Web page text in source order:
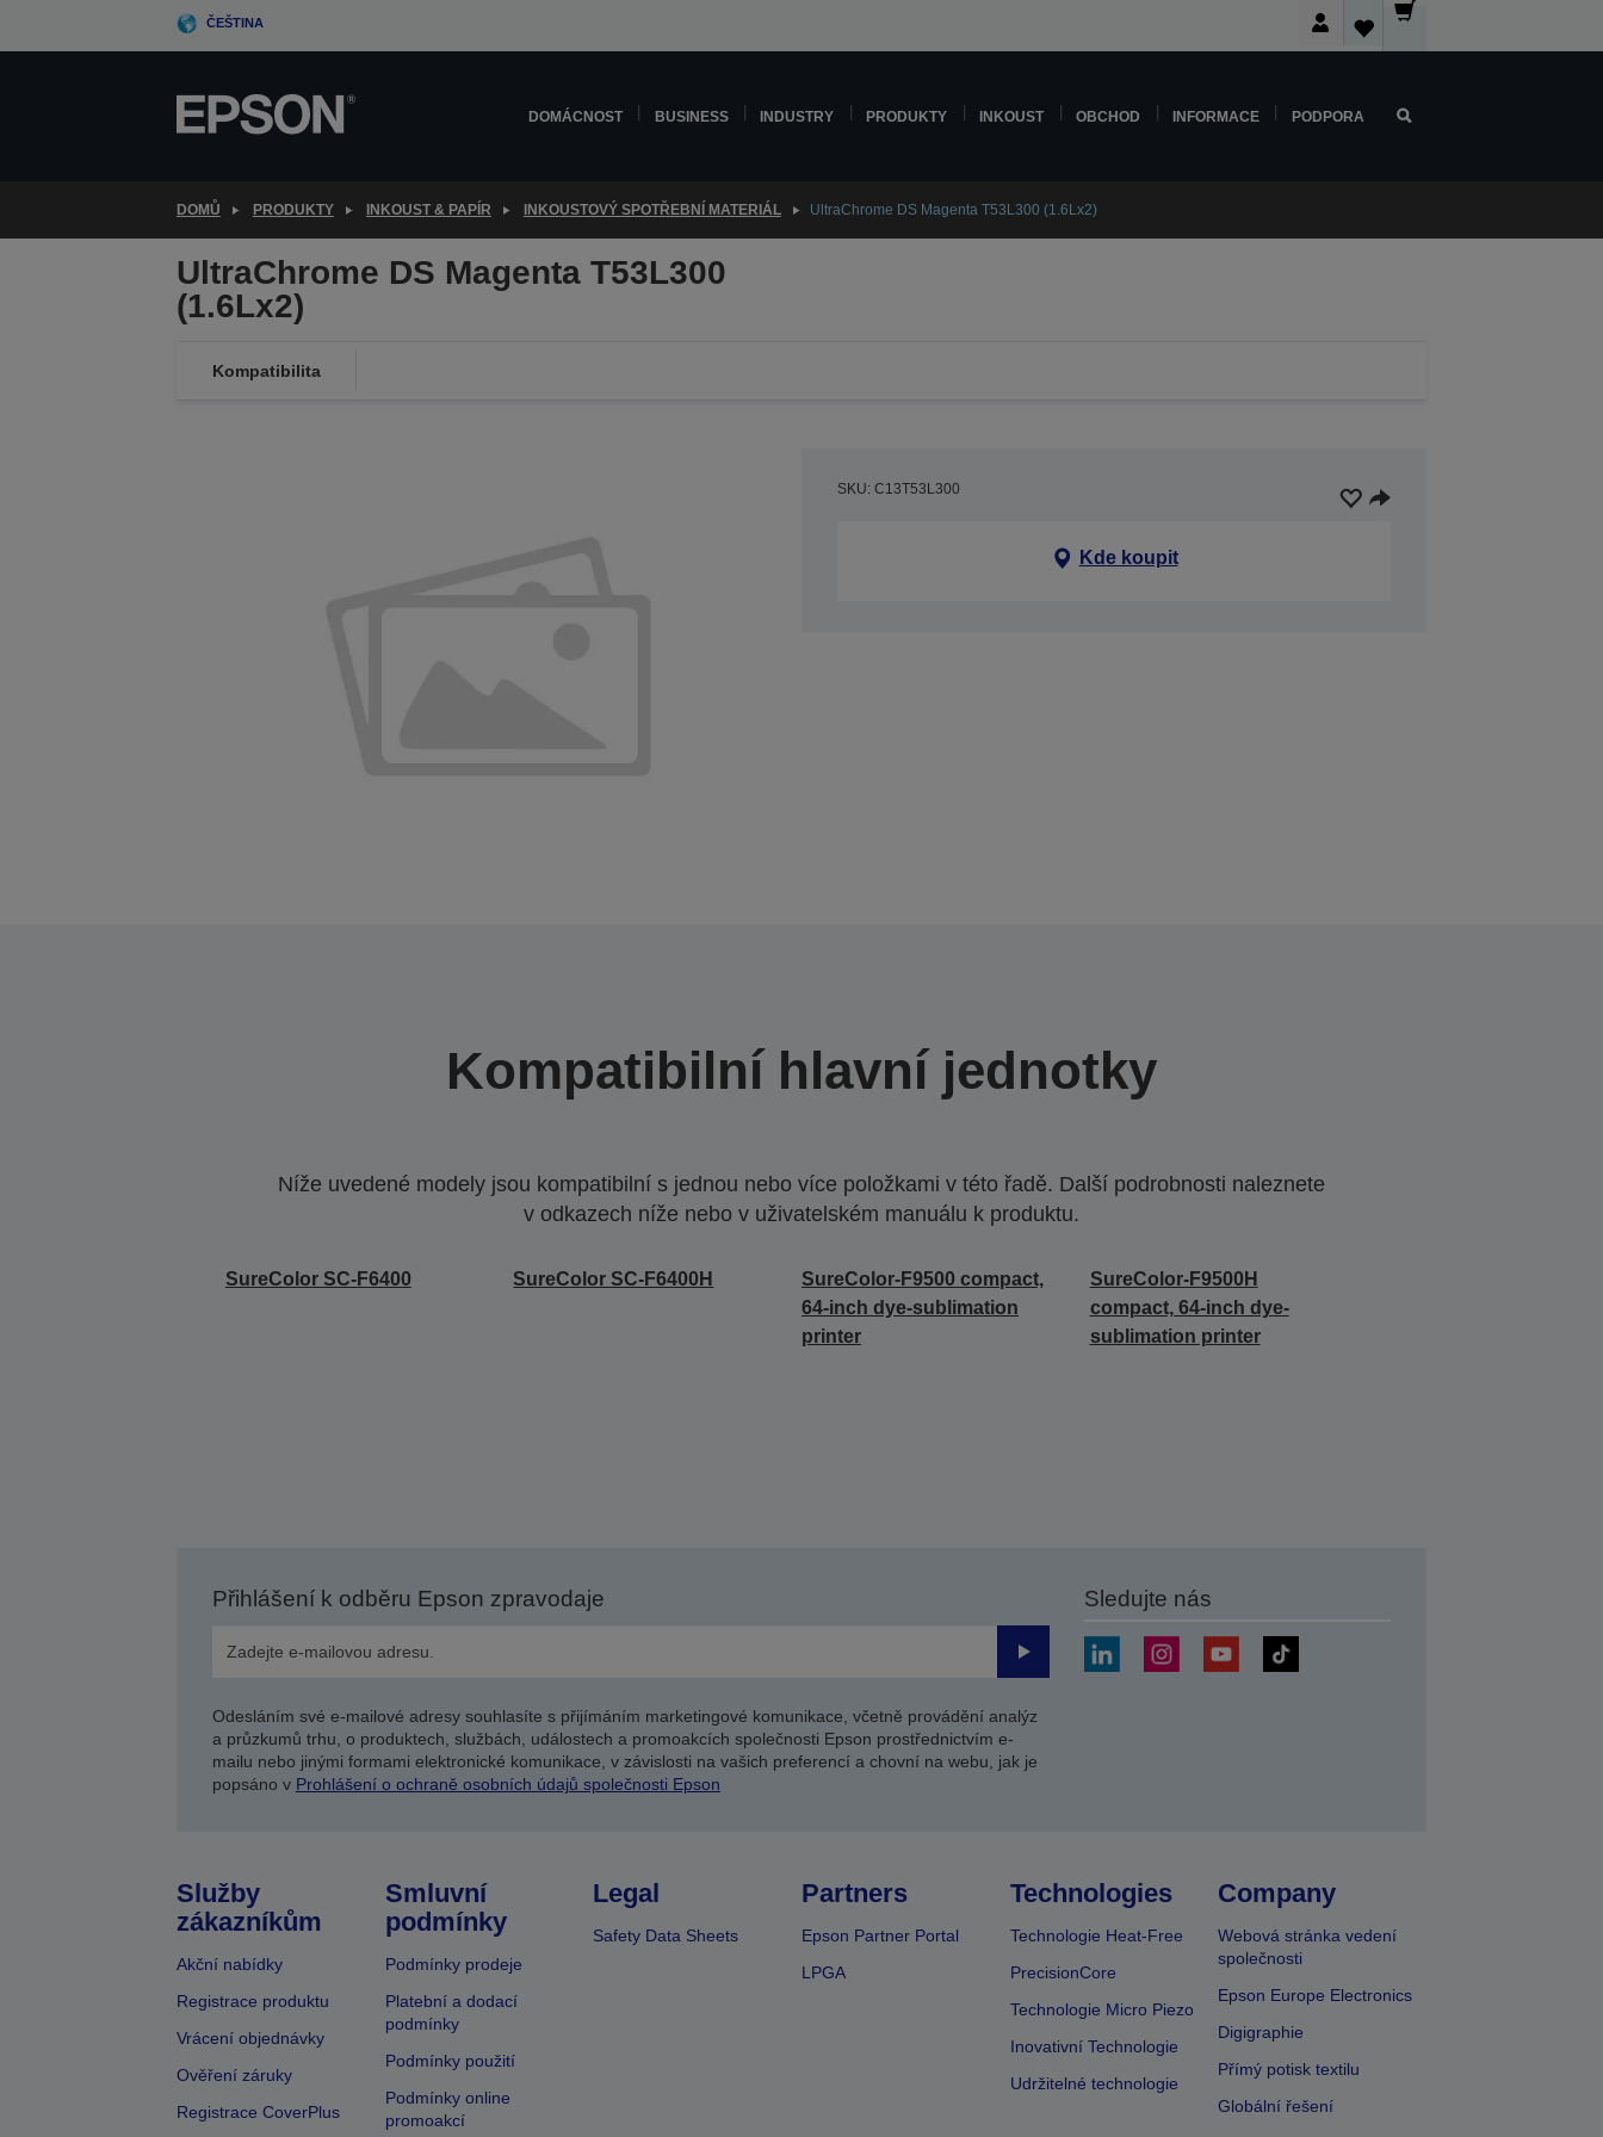
ČEŠTINA
DOMÁCNOST BUSINESS INDUSTRY PRODUKTY INKOUST OBCHOD INFORMACE PODPORA
DOMŮ PRODUKTY INKOUST & PAPÍR INKOUSTOVÝ SPOTŘEBNÍ MATERIÁL UltraChrome DS Magenta T53L300 (1.6Lx2)
UltraChrome DS Magenta T53L300
(1.6Lx2)
Kompatibilita
SKU: C13T53L300
Kde koupit
Kompatibilní hlavní jednotky
Níže uvedené modely jsou kompatibilní s jednou nebo více položkami v této řadě. Další podrobnosti naleznete
v odkazech níže nebo v uživatelském manuálu k produktu.
SureColor SC-F6400 SureColor SC-F6400H
SureColor-F9500 compact,
64-inch dye-sublimation
printer
SureColor-F9500H
compact, 64-inch dye-
sublimation printer
Přihlášení k odběru Epson zpravodaje
Odeslat
Odesláním své e-mailové adresy souhlasíte s přijímáním marketingové komunikace, včetně provádění analýz
a průzkumů trhu, o produktech, službách, událostech a promoakcích společnosti Epson prostřednictvím e-
mailu nebo jinými formami elektronické komunikace, v závislosti na vašich preferencí a chovní na webu, jak je
popsáno v Prohlášení o ochraně osobních údajů společnosti Epson
Sledujte nás
Služby
zákazníkům
Akční nabídky
Registrace produktu
Vrácení objednávky
Ověření záruky
Registrace CoverPlus
Smluvní
podmínky
Podmínky prodeje
Platební a dodací
podmínky
Podmínky použití
Podmínky online
promoakcí
Legal
Safety Data Sheets
Partners
Epson Partner Portal
LPGA
Technologies
Technologie Heat-Free
PrecisionCore
Technologie Micro Piezo
Inovativní Technologie
Udržitelné technologie
Company
Webová stránka vedení
společnosti
Epson Europe Electronics
Digigraphie
Přímý potisk textilu
Globální řešení